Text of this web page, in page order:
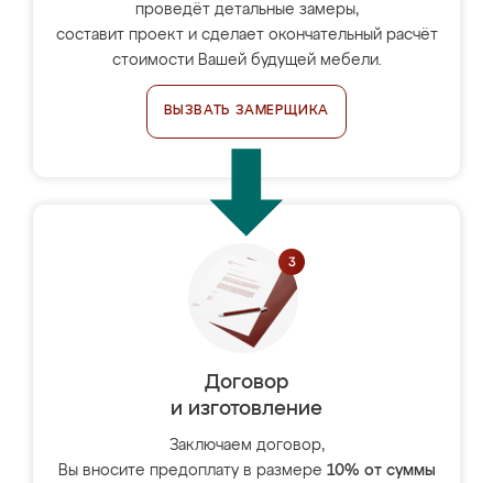
проведёт детальные замеры,
составит проект и сделает окончательный расчёт
стоимости Вашей будущей мебели.
ВЫЗВАТЬ ЗАМЕРЩИКА
Договор
и изготовление
Заключаем договор,
Вы вносите предоплату в размере 10% от суммы